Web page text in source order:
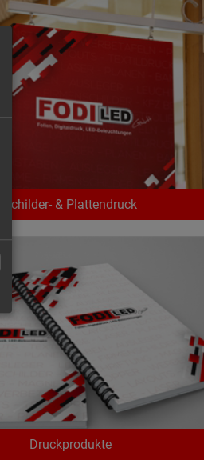
Druckprodukte
Schilder- & Plattendruck